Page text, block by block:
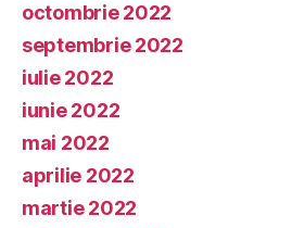
octombrie 2022
septembrie 2022
iulie 2022
iunie 2022
mai 2022
aprilie 2022
martie 2022